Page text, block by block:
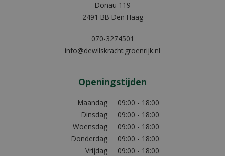
Donau 119
2491 BB Den Haag
070-3274501
info@dewilskracht.groenrijk.nl
Openingstijden
Maandag
09:00 - 18:00
Dinsdag
09:00 - 18:00
Woensdag
09:00 - 18:00
Donderdag
09:00 - 18:00
Vrijdag
09:00 - 18:00